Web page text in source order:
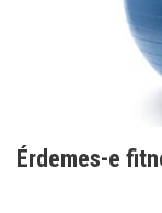
Érdemes-e